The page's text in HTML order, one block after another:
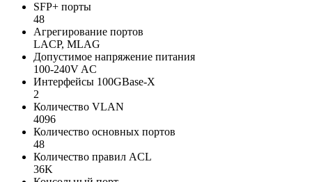
SFP+ порты
48
Агрегирование портов
LACP, MLAG
Допустимое напряжение питания
100-240V AC
Интерфейсы 100GBase-X
2
Количество VLAN
4096
Количество основных портов
48
Количество правил ACL
36K